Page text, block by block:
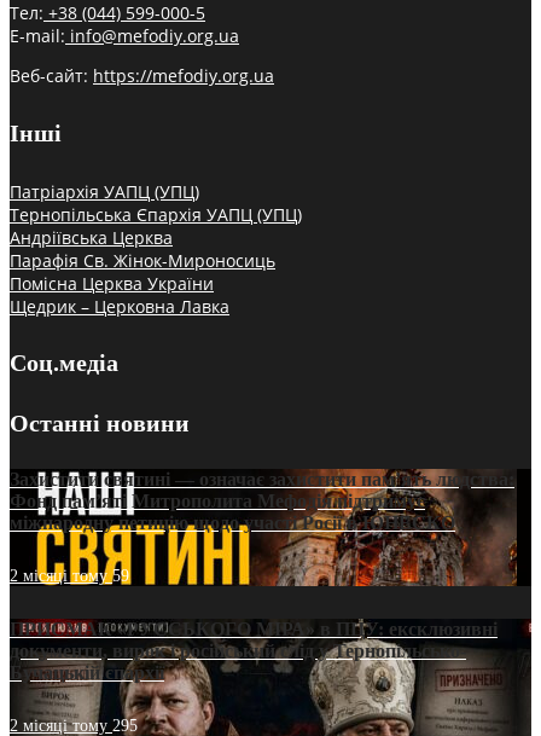
Тел: +38 (044) 599-000-5
E-mail: info@mefodiy.org.ua
Веб-сайт: https://mefodiy.org.ua
Інші
Патріархія УАПЦ (УПЦ)
Тернопільська Єпархія УАПЦ (УПЦ)
Андріївська Церква
Парафія Св. Жінок-Мироносиць
Помісна Церква України
Щедрик – Церковна Лавка
Соц.медіа
Останні новини
Захистити святині — означає захистити пам’ять людства:
Фонд пам’яті Митрополита Мефодія підтримує
міжнародну петицію щодо участі Росії в ЮНЕСКО
2 місяці тому59
ПРИСМАК «РУССЬКОГО МІРА» в ПЦУ: ексклюзивні
документи, вирок і російський слід у Тернопільсько-
Бучацькій єпархії
2 місяці тому 295